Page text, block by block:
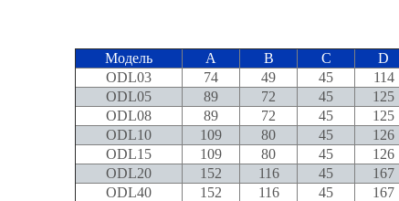
Модель A B C D
ODL03
74 49 45 114
ODL05
89 72 45 125
ODL08
89 72 45 125
ODL10
109 80 45 126
ODL15
109 80 45 126
ODL20
152 116 45 167
ODL40
152 116 45 167